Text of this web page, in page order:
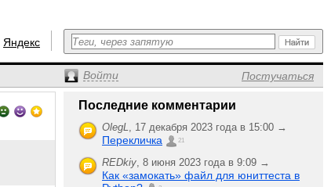
Яндекс
Войти Постучаться
Последние комментарии
OlegL, 17 декабря 2023 года в 15:00 →
Перекличка 21
REDkiy, 8 июня 2023 года в 9:09 →
Как «замокать» файл для юниттеста в